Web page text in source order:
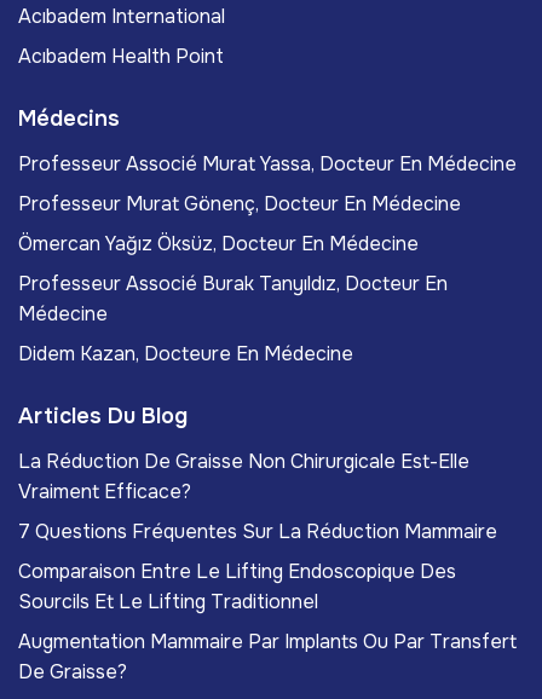
Acıbadem International
Acıbadem Health Point
Médecins
Professeur Associé Murat Yassa, Docteur En Médecine
Professeur Murat Gönenç, Docteur En Médecine
Ömercan Yağız Öksüz, Docteur En Médecine
Professeur Associé Burak Tanyıldız, Docteur En
Médecine
Didem Kazan, Docteure En Médecine
Articles Du Blog
La Réduction De Graisse Non Chirurgicale Est-Elle
Vraiment Efficace?
7 Questions Fréquentes Sur La Réduction Mammaire
Comparaison Entre Le Lifting Endoscopique Des
Sourcils Et Le Lifting Traditionnel
Augmentation Mammaire Par Implants Ou Par Transfert
De Graisse?